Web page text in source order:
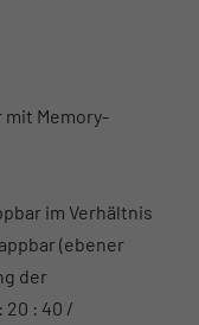
Memory-
im Verhältnis
(ebener
der
20 : 40 /